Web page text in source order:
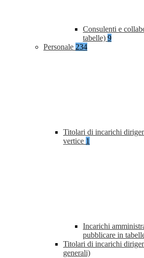
Consulenti e
tabelle) 9
Personale 234
Titolari di incarichi
vertice 1
Incarichi
pubblicare in
Titolari di incarichi
generali)